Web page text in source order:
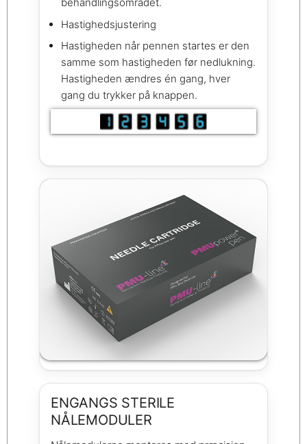
Hastighedsjustering
Hastigheden når pennen startes er den
samme som hastigheden før nedlukning.
Hastigheden ændres én gang, hver
gang du trykker på knappen.
ENGANGS STERILE
NÅLEMODULER